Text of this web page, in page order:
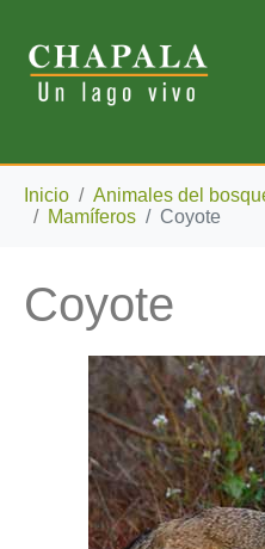
Inicio
Animales del
Mamíferos
Coyote
Coyote